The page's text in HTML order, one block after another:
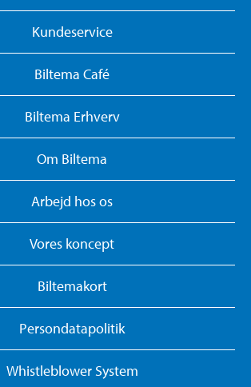
Kundeservice
Biltema Café
Biltema Erhverv
Om Biltema
Arbejd hos os
Vores koncept
Biltemakort
Persondatapolitik
Whistleblower System